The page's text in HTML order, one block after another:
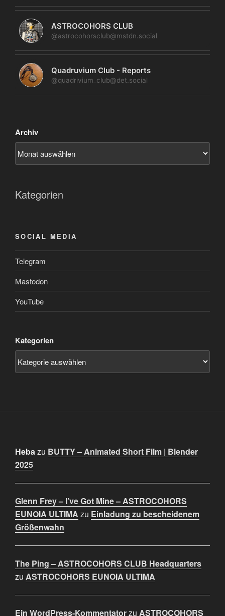
ASTROCOHORS CLUB
@astrocohorsclub@mstdn.social
Quadruvium Club - Reports
@quadrivium_club@det.social
Archiv
Kategorien
SOCIAL MEDIA
Telegram
Mastodon
YouTube
Kategorien
Hebazu BUTTY – Animated Short Film | Blender
2025
Glenn Frey – I’ve Got Mine – ASTROCOHORS
EUNOIA ULTIMA zu Einladung zu bescheidenem
Größenwahn
The Ping – ASTROCOHORS CLUB Headquarters
zu ASTROCOHORS EUNOIA ULTIMA
Ein WordPress-Kommentatorzu ASTROCOHORS